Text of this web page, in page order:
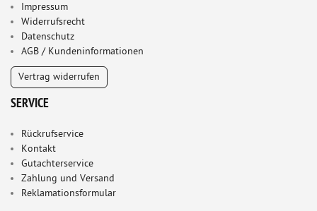
Impressum
Widerrufsrecht
Datenschutz
AGB / Kundeninformationen
Vertrag widerrufen
SERVICE
Rückrufservice
Kontakt
Gutachterservice
Zahlung und Versand
Reklamationsformular